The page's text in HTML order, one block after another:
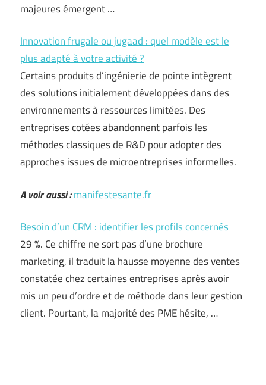
majeures émergent …
Innovation frugale ou jugaad : quel modèle est le
plus adapté à votre activité ?
Certains produits d’ingénierie de pointe intègrent
des solutions initialement développées dans des
environnements à ressources limitées. Des
entreprises cotées abandonnent parfois les
méthodes classiques de R&D pour adopter des
approches issues de microentreprises informelles.
A voir aussi :manifestesante.fr
Besoin d’un CRM : identifier les profils concernés
29 %. Ce chiffre ne sort pas d’une brochure
marketing, il traduit la hausse moyenne des ventes
constatée chez certaines entreprises après avoir
mis un peu d’ordre et de méthode dans leur gestion
client. Pourtant, la majorité des PME hésite, …